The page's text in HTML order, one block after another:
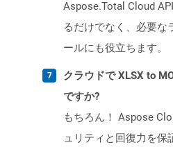
Aspose.Total Cloud
るだけでなく、必要な
ールにも役立ちます。
クラウドで XLSX to
ですか?
もちろん！ Aspose
ュリティと回復力を保